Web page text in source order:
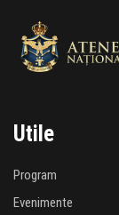
Utile
Program
Evenimente